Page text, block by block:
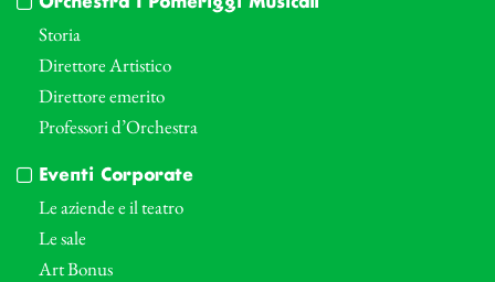
Storia
Direttore Artistico
Direttore emerito
Professori d’Orchestra
Eventi Corporate
Le aziende e il teatro
Le sale
Art Bonus